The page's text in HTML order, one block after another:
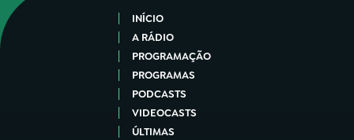
INÍCIO
A RÁDIO
PROGRAMAÇÃO
PROGRAMAS
PODCASTS
VIDEOCASTS
ÚLTIMAS